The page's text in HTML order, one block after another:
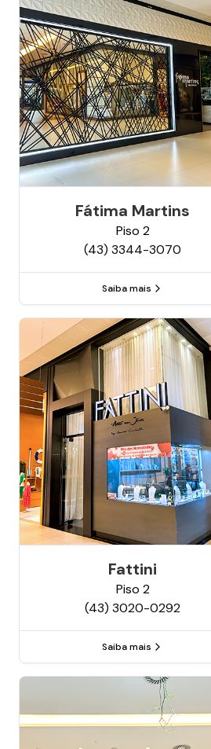
Fátima Martins
Piso 2
(43) 3344-3070
Saiba mais
Fattini
Piso 2
(43) 3020-0292
Saiba mais